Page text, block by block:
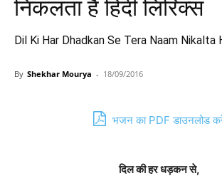
निकलता है हिंदी लिरिक्स
Dil Ki Har Dhadkan Se Tera Naam Nikalta
By Shekhar Mourya - 18/09/2016
भजन का PDF डाउनलोड
दिल की हर धड़कन से,